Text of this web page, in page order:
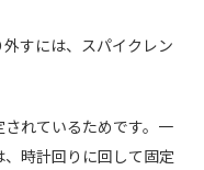
すには、スパイクレン
れているためです。一
時計回りに回して固定